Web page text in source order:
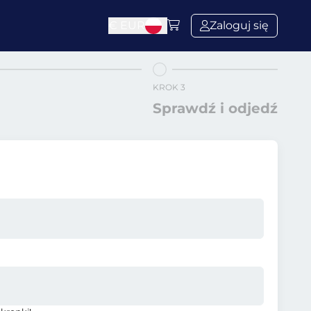
Zaloguj się
KROK 3
Sprawdź i odjedź